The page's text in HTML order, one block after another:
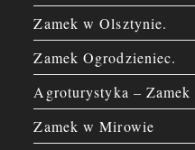
Zamek w Olsztynie.
Zamek Ogrodzieniec.
Agroturystyka – Zamek
Zamek w Mirowie